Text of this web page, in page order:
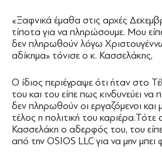
«Ξαφνικά έμαθα στις αρχές
τίποτα για να πληρώσουμε. Μου
δεν πληρωθούν λόγω
αδίκημα» τόνισε ο κ. Κασσελάκης,
Ο ίδιος περιέγραψε ότι ήταν στο
του και του είπε πως κινδυνεύει
δεν πληρωθούν οι εργαζόμενοι
τέλος η πολιτική του
Κασσελάκη ο αδερφός του, του
από την OSIOS LLC για να μην μπει